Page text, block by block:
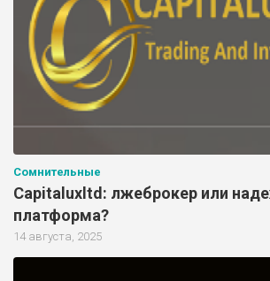
Сомнительные
Capitaluxltd: лжеброкер или
платформа?
14 августа, 2025